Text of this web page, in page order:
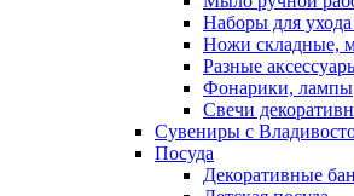
Наборы для
Ножи складные,
Разные
Фонарики, лампы
Свечи
Сувениры с
Посуда
Декоративные